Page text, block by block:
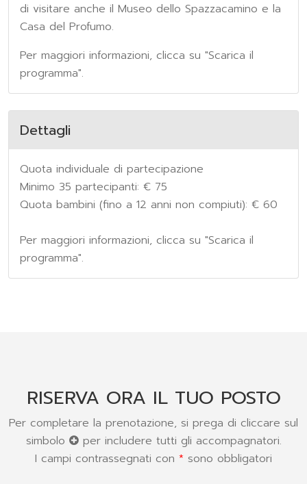
di visitare anche il Museo dello Spazzacamino e la
Casa del Profumo.
Per maggiori informazioni, clicca su "Scarica il
programma".
Dettagli
Quota individuale di partecipazione
Minimo 35 partecipanti: € 75
Quota bambini (fino a 12 anni non compiuti): € 60
Per maggiori informazioni, clicca su "Scarica il
programma".
RISERVA ORA IL TUO POSTO
Per completare la prenotazione, si prega di cliccare sul
simbolo
per includere tutti gli accompagnatori.
I campi contrassegnati con * sono obbligatori